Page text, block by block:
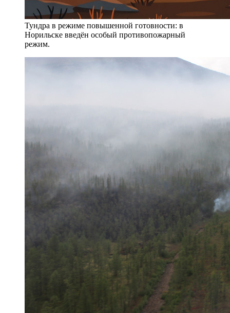
Тундра в режиме повышенной готовности: в
Норильске введён особый противопожарный
режим.